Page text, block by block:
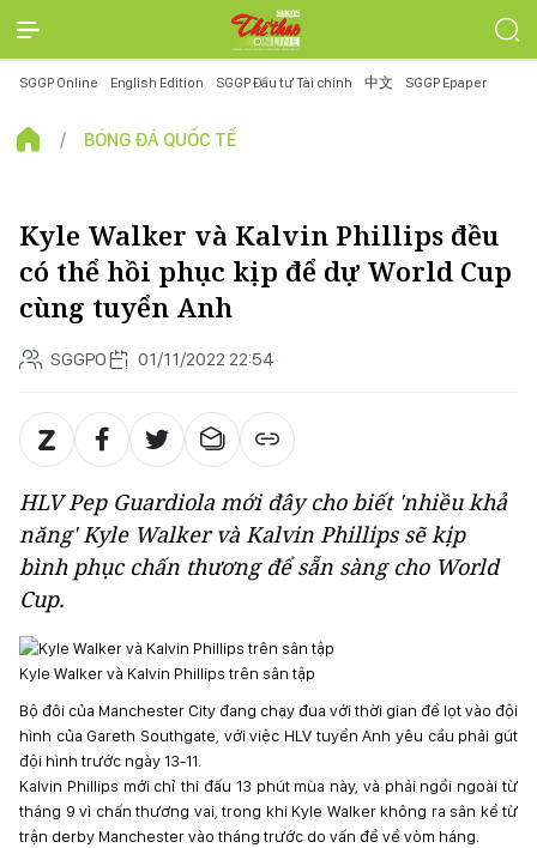
SGGP Online English Edition SGGP Đầu tư Tài chính 中文 SGGP Epaper
BÓNG ĐÁ QUỐC TẾ
Kyle Walker và Kalvin Phillips đều
có thể hồi phục kịp để dự World Cup
cùng tuyển Anh
SGGPO 01/11/2022 22:54
HLV Pep Guardiola mới đây cho biết 'nhiều khả
năng' Kyle Walker và Kalvin Phillips sẽ kịp
bình phục chấn thương để sẵn sàng cho World
Cup.
Kyle Walker và Kalvin Phillips trên sân tập
Bộ đôi của Manchester City đang chạy đua với thời gian để lọt vào đội
hình của Gareth Southgate, với việc HLV tuyển Anh yêu cầu phải gút
đội hình trước ngày 13-11.
Kalvin Phillips mới chỉ thi đấu 13 phút mùa này, và phải ngồi ngoài từ
tháng 9 vì chấn thương vai, trong khi Kyle Walker không ra sân kể từ
trận derby Manchester vào tháng trước do vấn đề về vòm háng.